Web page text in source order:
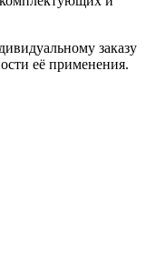
заказу
её применения.